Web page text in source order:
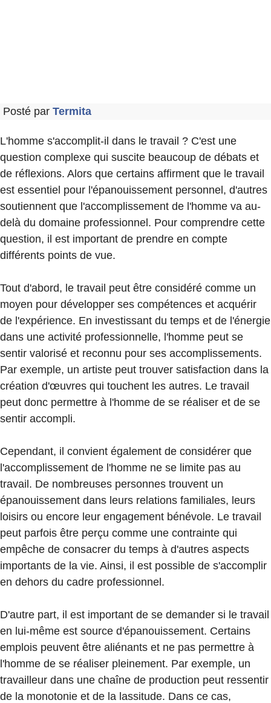
Posté par Termita
L'homme s'accomplit-il dans le travail ? C'est une
question complexe qui suscite beaucoup de débats et
de réflexions. Alors que certains affirment que le travail
est essentiel pour l'épanouissement personnel, d'autres
soutiennent que l'accomplissement de l'homme va au-
delà du domaine professionnel. Pour comprendre cette
question, il est important de prendre en compte
différents points de vue.
Tout d'abord, le travail peut être considéré comme un
moyen pour développer ses compétences et acquérir
de l'expérience. En investissant du temps et de l'énergie
dans une activité professionnelle, l'homme peut se
sentir valorisé et reconnu pour ses accomplissements.
Par exemple, un artiste peut trouver satisfaction dans la
création d'œuvres qui touchent les autres. Le travail
peut donc permettre à l'homme de se réaliser et de se
sentir accompli.
Cependant, il convient également de considérer que
l'accomplissement de l'homme ne se limite pas au
travail. De nombreuses personnes trouvent un
épanouissement dans leurs relations familiales, leurs
loisirs ou encore leur engagement bénévole. Le travail
peut parfois être perçu comme une contrainte qui
empêche de consacrer du temps à d'autres aspects
importants de la vie. Ainsi, il est possible de s'accomplir
en dehors du cadre professionnel.
D'autre part, il est important de se demander si le travail
en lui-même est source d'épanouissement. Certains
emplois peuvent être aliénants et ne pas permettre à
l'homme de se réaliser pleinement. Par exemple, un
travailleur dans une chaîne de production peut ressentir
de la monotonie et de la lassitude. Dans ce cas,